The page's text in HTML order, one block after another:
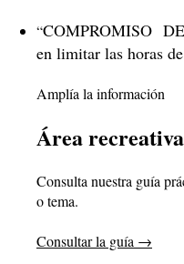
“COMPROMISO
en limitar las horas
Amplía la información
Área
Consulta nuestra guía
o tema.
Consultar la guía →